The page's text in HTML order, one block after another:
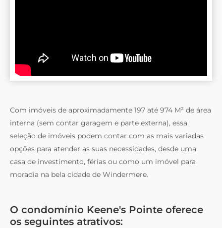
Com imóveis de aproximadamente 197 até 974 M² de área
interna (sem contar garagem e parte externa), essa
seleção de imóveis podem contar com as mais variadas
opções para atender as suas necessidades, desde uma
casa de investimento, férias ou como um imóvel para
moradia na bela cidade de Windermere.
O condomínio Keene's Pointe oferece
os seguintes atrativos: